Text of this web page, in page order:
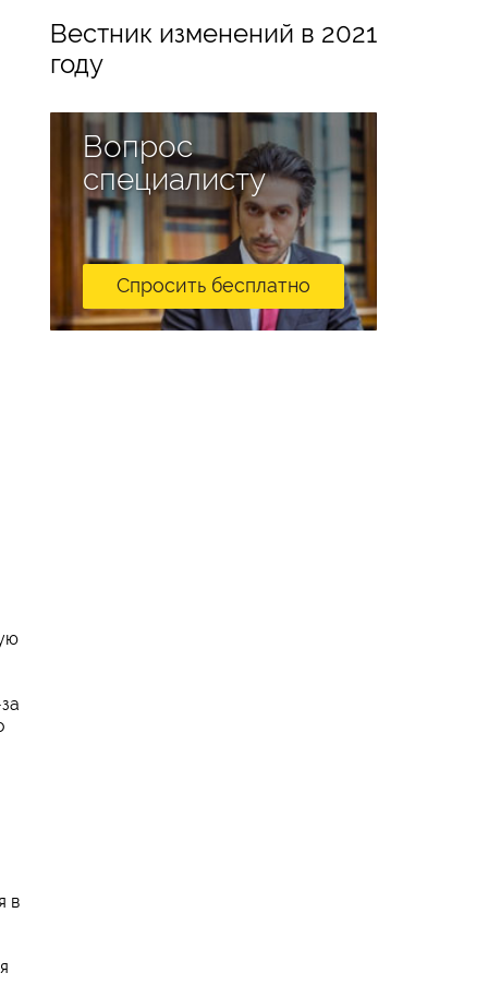
в
Вестник изменений в 2021
году
Вопрос
специалисту
Спросить бесплатно